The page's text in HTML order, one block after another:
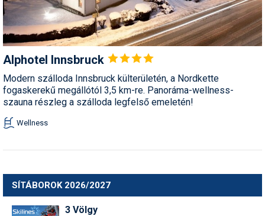
Alphotel Innsbruck
Modern szálloda Innsbruck külterületén, a Nordkette
fogaskerekű megállótól 3,5 km-re. Panoráma-wellness-
szauna részleg a szálloda legfelső emeletén!
Wellness
SÍTÁBOROK 2026/2027
3 Völgy